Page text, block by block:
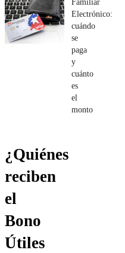
Electrónico:
cuándo
se
paga
y
cuánto
es
el
monto
¿Quiénes
reciben
el
Bono
Útiles